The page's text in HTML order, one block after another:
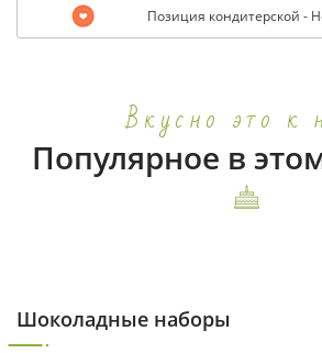
Позиция кондитерской -
Вкусно это к
Популярное в
Шоколадные наборы